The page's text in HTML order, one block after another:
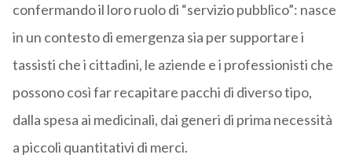
confermando il loro ruolo di “servizio pubblico”: nasce
in un contesto di emergenza sia per supportare i
tassisti che i cittadini, le aziende e i professionisti che
possono così far recapitare pacchi di diverso tipo,
dalla spesa ai medicinali, dai generi di prima necessità
a piccoli quantitativi di merci.